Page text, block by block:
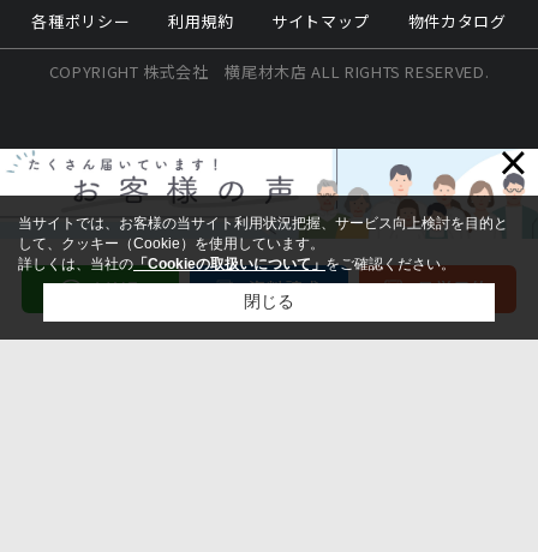
各種ポリシー 利用規約 サイトマップ 物件カタログ
COPYRIGHT 株式会社 横尾材木店 ALL RIGHTS RESERVED.
×
当サイトでは、お客様の当サイト利用状況把握、サービス向上検討を目的と
して、クッキー（Cookie）を使用しています。
詳しくは、当社の「Cookieの取扱いについて」をご確認ください。
閉じる